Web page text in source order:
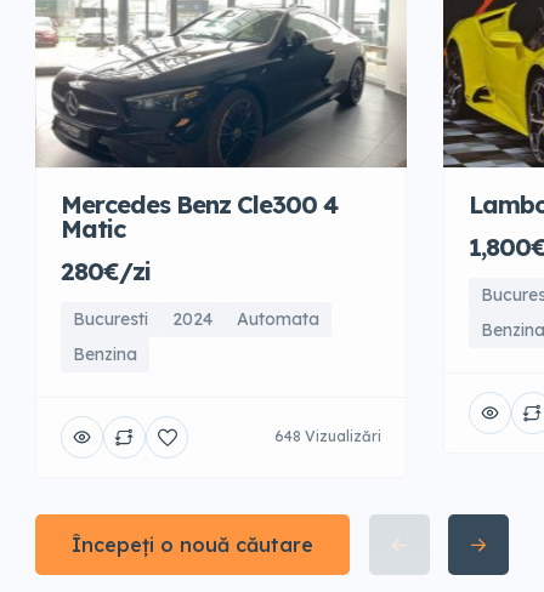
Mercedes Benz Cle300 4
Matic
280€/zi
Bucuresti 2024
Automata
Benzina
648 Vizualizări
Benzina
Începeți o nouă căutare